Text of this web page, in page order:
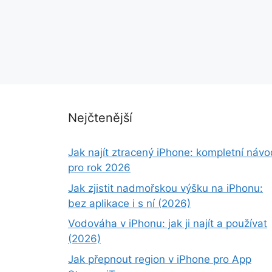
Nejčtenější
Jak najít ztracený iPhone: kompletní
pro rok 2026
Jak zjistit nadmořskou výšku na iPhonu:
bez aplikace i s ní (2026)
Vodováha v iPhonu: jak ji najít a používat
(2026)
Jak přepnout region v iPhone pro App